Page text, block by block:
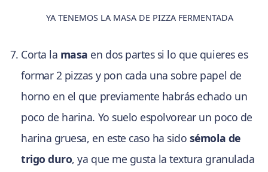
YA TENEMOS LA MASA DE PIZZA FERMENTADA
Corta la masa en dos partes si lo que quieres es
formar 2 pizzas y pon cada una sobre papel de
horno en el que previamente habrás echado un
poco de harina. Yo suelo espolvorear un poco de
harina gruesa, en este caso ha sido sémola de
trigo duro, ya que me gusta la textura granulada